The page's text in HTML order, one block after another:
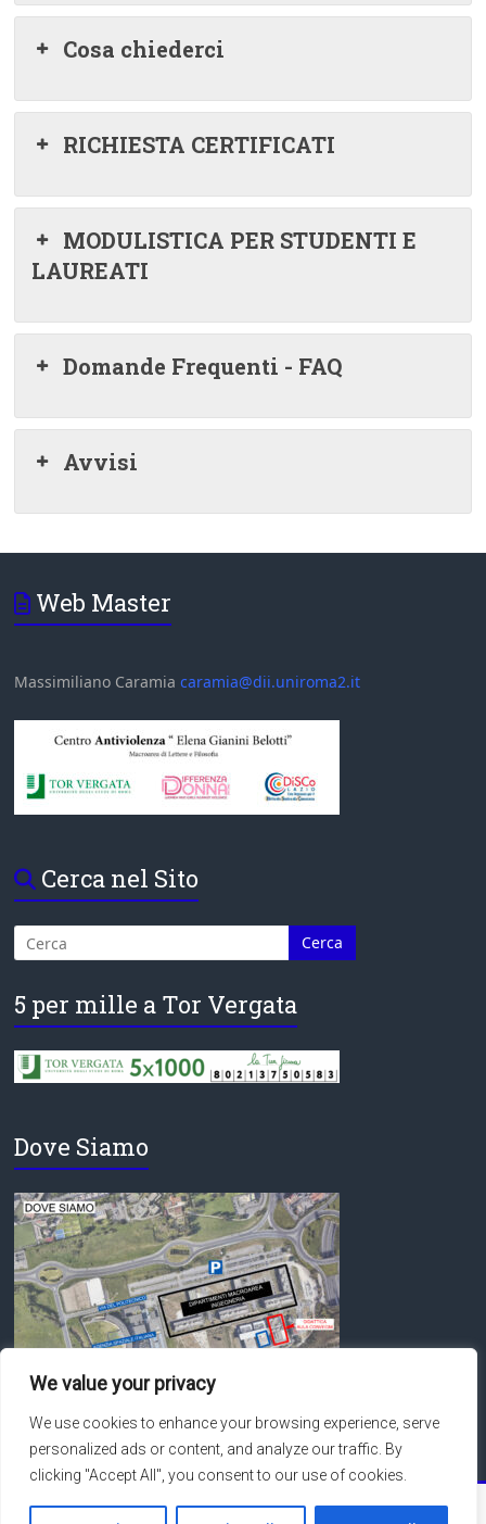
We value your privacy
We use cookies to enhance your browsing experience, serve
personalized ads or content, and analyze our traffic. By
clicking "Accept All", you consent to our use of cookies.
Cosa chiederci
RICHIESTA CERTIFICATI
MODULISTICA PER STUDENTI E
LAUREATI
Domande Frequenti - FAQ
Avvisi
Web Master
Massimiliano Caramiacaramia@dii.uniroma2.it
Cerca nel Sito
5 per mille a Tor Vergata
Dove Siamo
Copyright © 2026Macroarea di Ingegneria – Università degli Studi di Roma